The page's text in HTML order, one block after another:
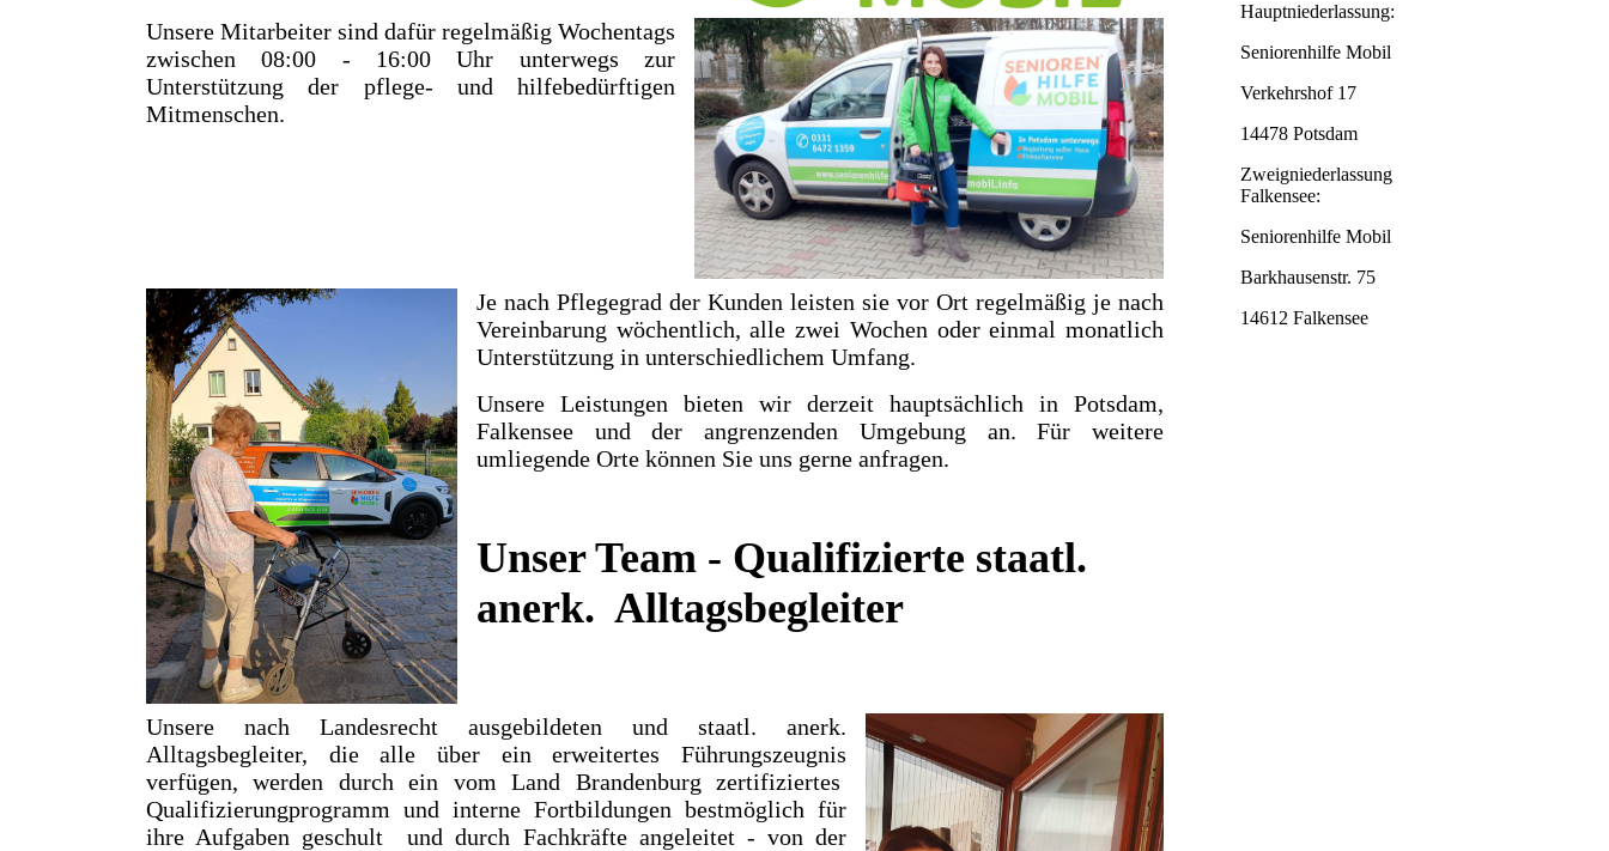
Unsere Mitarbeiter sind dafür regelmäßig Wochentags
zwischen 08:00 - 16:00 Uhr unterwegs zur
Unterstützung der pflege- und hilfebedürftigen
Mitmenschen.
Je nach Pflegegrad der Kunden leisten sie vor Ort regelmäßig je nach
Vereinbarung wöchentlich, alle zwei Wochen oder einmal monatlich
Unterstützung in unterschiedlichem Umfang.
Unsere Leistungen bieten wir derzeit hauptsächlich in Potsdam,
Falkensee und der angrenzenden Umgebung an. Für weitere
umliegende Orte können Sie uns gerne anfragen.
Unser Team - Qualifizierte staatl.
anerk. Alltagsbegleiter
Unsere nach Landesrecht ausgebildeten und staatl. anerk.
Alltagsbegleiter, die alle über ein erweitertes Führungszeugnis
verfügen, werden durch ein vom Land Brandenburg zertifiziertes
Qualifizierungprogramm und interne Fortbildungen bestmöglich für
ihre Aufgaben geschult und durch Fachkräfte angeleitet - von der
Hauptniederlassung:
Seniorenhilfe Mobil
Verkehrshof 17
14478 Potsdam
Zweigniederlassung
Falkensee:
Seniorenhilfe Mobil
Barkhausenstr. 75
14612 Falkensee